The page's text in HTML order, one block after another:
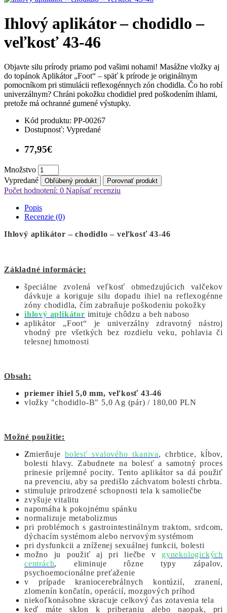
Ihlový aplikátor – chodidlo –
veľkosť 43-46
Objavte silu prírody priamo pod vašimi nohami! Masážne vložky aj
do topánok Aplikátor „Foot“ – späť k prírode je originálnym
pomocníkom pri stimulácii reflexogénnych zón chodidla. Čo ho robí
univerzálnym? Chráni pokožku chodidiel pred poškodením ihlami,
pretože má ochranné gumené výstupky.
Kód produktu: PP-00267
Dostupnosť: Vypredané
77,95€
Množstvo
Vypredané
Obľúbený produkt Porovnať produkt
Počet hodnotení: 0 Napísať recenziu
Popis
Recenzie (0)
Ihlový aplikátor – chodidlo – veľkosť 43-46
Základné informácie:
špeciálne zvolená veľkosť obmedzujúcich valčekov
dávkuje a koriguje silu dopadu ihiel na reflexogénne
zóny chodidla, čím zabraňuje poškodeniu pokožky
ihlový aplikátor imituje chôdzu a beh naboso
aplikátor „Foot“ je univerzálny zdravotný nástroj
vhodný pre všetkých bez rozdielu veku, pohlavia či
telesnej hmotnosti
Obsah:
priemer ihiel 5,0 mm, veľkosť 43-46
vložky "chodidlo-B" 5,0 Ag (pár) / 180,00 PLN
Možné použitie:
Zmierňujebolesť svalového tkaniva, chrbtice, kĺbov,
bolesti hlavy. Zabudnete na bolesť a samotný proces
prinesie príjemné pocity. Tento aplikátor sa dá použiť
na prevenciu, aby sa predišlo záchvatom bolesti chrbta.
stimuluje prirodzené schopnosti tela k samoliečbe
zvyšuje vitalitu
napomáha k pokojnému spánku
normalizuje metabolizmus
pri problémoch s gastrointestinálnym traktom, srdcom,
dýchacím systémom alebo nervovým systémom
pri dysfunkcii a zníženej sexuálnej funkcii, bolesti
možno ju použiť aj pri liečbe v gynekologických
centrách, eliminuje rôzne typy zápalov,
psychoemocionálne preťaženie
v prípade kraniocerebrálnych kontúzií, zranení,
zlomenín končatín, operácií, mozgových príhod
niekoľkonásobne skracuje celkový čas zotavenia tela
keď máte sklon k priberaniu alebo naopak, pri